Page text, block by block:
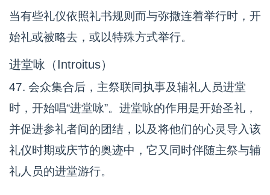
当有些礼仪依照礼书规则而与弥撒连着举行时，开
始礼或被略去，或以特殊方式举行。
进堂咏（Introitus）
47. 会众集合后，主祭联同执事及辅礼人员进堂
时，开始唱“进堂咏”。进堂咏的作用是开始圣礼，
并促进参礼者间的团结，以及将他们的心灵导入该
礼仪时期或庆节的奥迹中，它又同时伴随主祭与辅
礼人员的进堂游行。